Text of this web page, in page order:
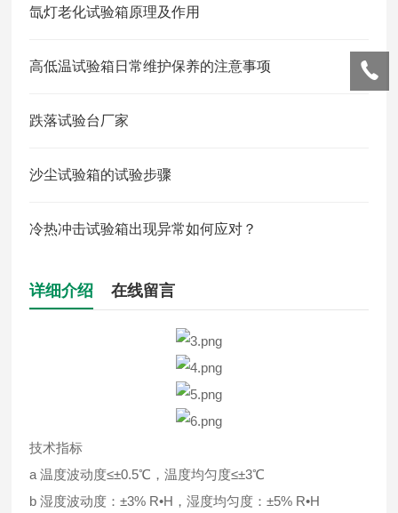
氙灯老化试验箱原理及作用
高低温试验箱日常维护保养的注意事项
跌落试验台厂家
沙尘试验箱的试验步骤
冷热冲击试验箱出现异常如何应对？
详细介绍 在线留言
技术指标
a 温度波动度≤±0.5℃，温度均匀度≤±3℃
b 湿度波动度：±3% R•H，湿度均匀度：±5% R•H